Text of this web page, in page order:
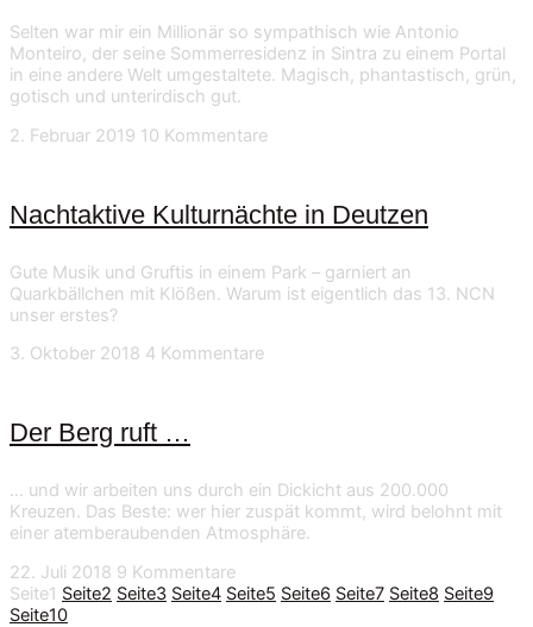
Selten war mir ein Millionär so sympathisch wie Antonio
Monteiro, der seine Sommerresidenz in Sintra zu einem Portal
in eine andere Welt umgestaltete. Magisch, phantastisch, grün,
gotisch und unterirdisch gut.
2. Februar 2019 10 Kommentare
Nachtaktive Kulturnächte in Deutzen
Gute Musik und Gruftis in einem Park – garniert an
Quarkbällchen mit Klößen. Warum ist eigentlich das 13. NCN
unser erstes?
3. Oktober 2018 4 Kommentare
Der Berg ruft …
… und wir arbeiten uns durch ein Dickicht aus 200.000
Kreuzen. Das Beste: wer hier zuspät kommt, wird belohnt mit
einer atemberaubenden Atmosphäre.
22. Juli 2018 9 Kommentare
Seite1 Seite2 Seite3 Seite4 Seite5 Seite6 Seite7 Seite8 Seite9
Seite10